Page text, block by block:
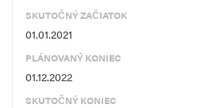
SKUTOČNÝ ZAČIATOK
01.01.2021
PLÁNOVANÝ KONIEC
01.12.2022
SKUTOČNÝ KONIEC